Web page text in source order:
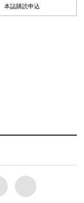
本誌購読申込